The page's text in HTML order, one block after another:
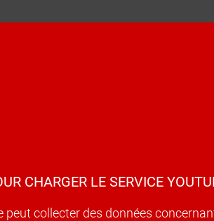
CHARGER LE SERVICE
collecter des données